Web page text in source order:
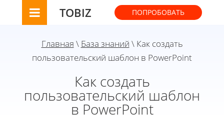
TOBIZ ПОПРОБОВАТЬ
Главная \ База знаний \ Как создать
пользовательский шаблон в PowerPoint
Как создать
пользовательский шаблон
в PowerPoint